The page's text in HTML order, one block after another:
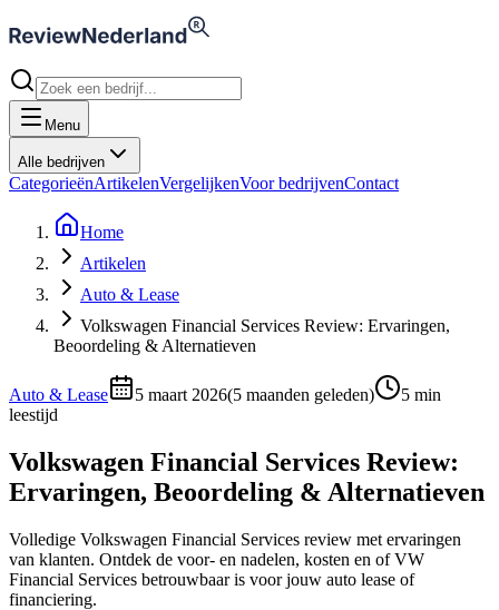
Menu
Alle bedrijven
CategorieënArtikelenVergelijkenVoor bedrijvenContact
Home
Artikelen
Auto & Lease
Volkswagen Financial Services Review: Ervaringen,
Beoordeling & Alternatieven
Auto & Lease 5 maart 2026(5 maanden geleden) 5 min
leestijd
Volkswagen Financial Services Review:
Ervaringen, Beoordeling & Alternatieven
Volledige Volkswagen Financial Services review met ervaringen
van klanten. Ontdek de voor- en nadelen, kosten en of VW
Financial Services betrouwbaar is voor jouw auto lease of
financiering.